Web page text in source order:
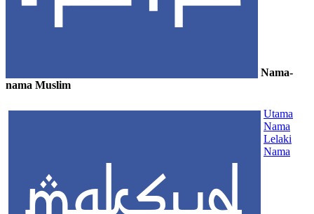
Nama-
nama Muslim
Utama
Nama
Lelaki
Nama